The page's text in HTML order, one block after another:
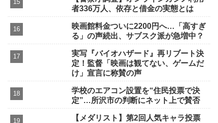
者336万人、依存と借金の実態とは
映画館料金ついに2200円へ…「高すぎ
る」の声続出、サブスク派が急増中？
実写『バイオハザード』再リブート決
定！監督「映画は観てない、ゲームだ
け」宣言に称賛の声
学校のエアコン設置を“住民投票で決
定”…所沢市の判断にネット上で賛否
【メダリスト】第2回人気キャラ投票